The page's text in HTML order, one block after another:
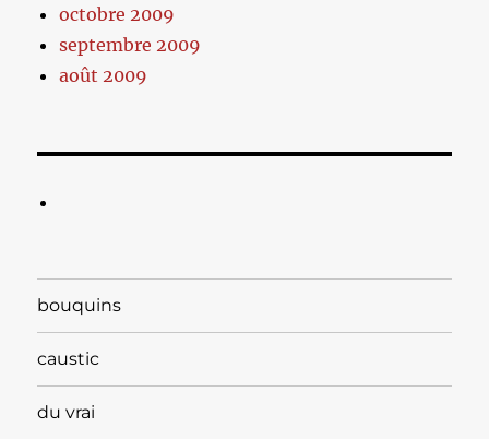
octobre 2009
septembre 2009
août 2009
bouquins
caustic
du vrai